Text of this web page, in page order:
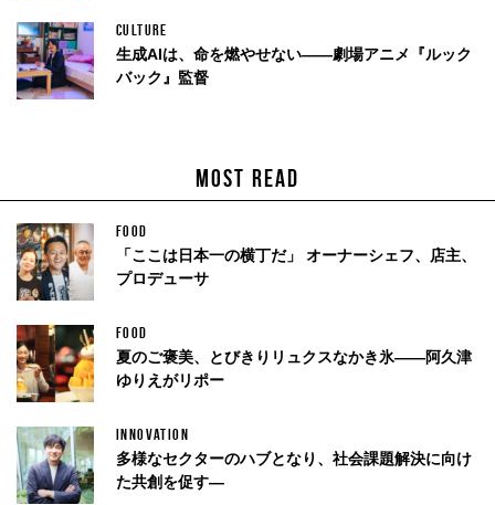
MOST READ
FOOD
「ここは日本一の横丁だ」 オーナーシェフ、店主、
プロデューサ
FOOD
夏のご褒美、とびきりリュクスなかき氷——阿久津
ゆりえがリポー
INNOVATION
多様なセクターのハブとなり、社会課題解決に向け
た共創を促す—
CULTURE
生成AIは、命を燃やせない——劇場アニメ『ルック
バック』監督